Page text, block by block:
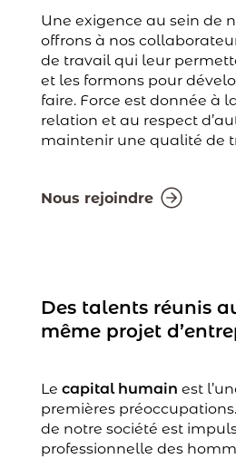
Une exigence au sein de
offrons à nos
de travail qui leur
et les formons pour
faire. Force est donnée à
relation et au respect
maintenir une qualité de
Nous rejoindre
Des talents réunis
même projet
Le capital humain est
premières
de notre société est
professionnelle des